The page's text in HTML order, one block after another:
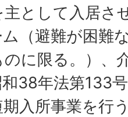
主として入居さ
（避難が困難
に限る。）、
和38年法第133
入所事業を行